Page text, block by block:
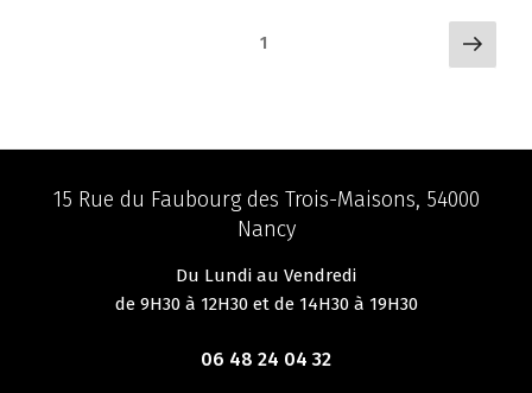
Page1
Page
15 Rue du Faubourg des Trois-Maisons, 54000
Nancy
Du Lundi au Vendredi
de 9H30 à 12H30 et de 14H30 à 19H30
06 48 24 04 32